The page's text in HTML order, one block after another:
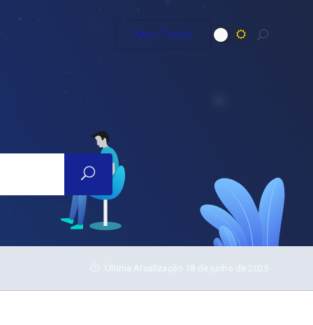
Abrir Ticket
Última Atualização 18 de junho de 2025